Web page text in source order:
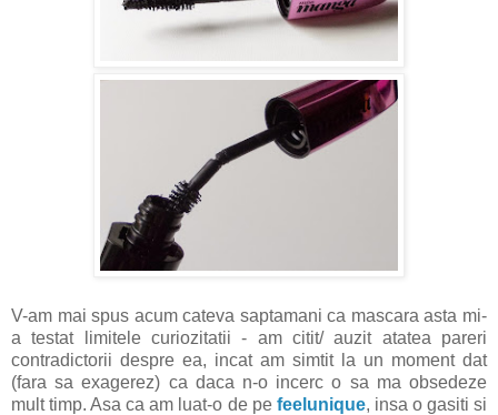
V-am mai spus acum cateva saptamani ca mascara asta mi-
a testat limitele curiozitatii - am citit/ auzit atatea pareri
contradictorii despre ea, incat am simtit la un moment dat
(fara sa exagerez) ca daca n-o incerc o sa ma obsedeze
mult timp. Asa ca am luat-o de pe feelunique, insa o gasiti si